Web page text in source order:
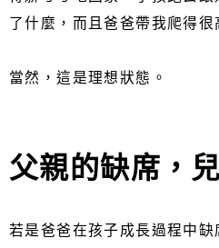
了什麼，而且爸爸帶我爬得很
當然，這是理想狀態。
父親的缺席，
若是爸爸在孩子成長過程中缺